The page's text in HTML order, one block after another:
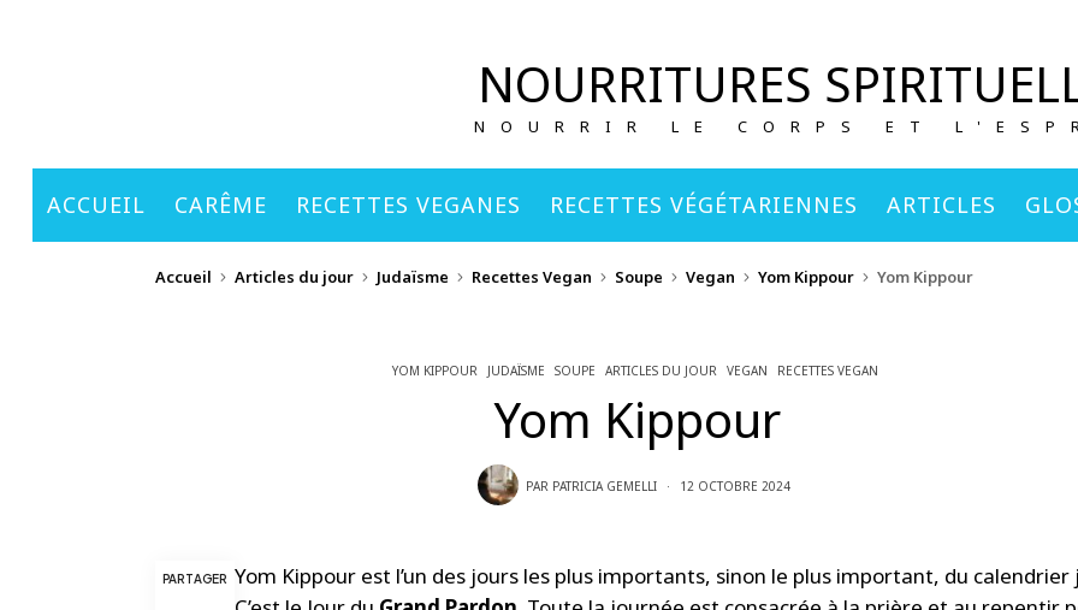
NOURRITURES
NOURRIR LE CORPS ET
ACCUEIL CARÊME RECETTES VEGANES RECETTES VÉGÉTARIENNES ARTICLES
Accueil Articles du jour Judaïsme Recettes Vegan Soupe Vegan Yom Kippour Yom Kippour
YOM KIPPOUR JUDAÏSME SOUPE ARTICLES DU JOUR VEGAN RECETTES VEGAN
Yom Kippour
PAR PATRICIA GEMELLI 12 OCTOBRE 2024
PARTAGER Yom Kippour est l’un des jours les plus importants, sinon le plus important, du calendrier